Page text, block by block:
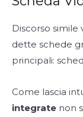
Discorso
dette schede
principali:
Come lascia
integrate non